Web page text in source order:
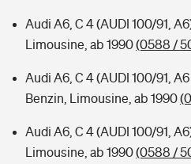
Kinderunfall-Check: Mehr
Typklassen: So ist Ihr Auto
Audi A6, C 4 (AUDI 100/91,
Limousine, ab 1990(0588 /
Audi A6, C 4 (AUDI 100/91,
Benzin, Limousine, ab 1990
Audi A6, C 4 (AUDI 100/91,
Limousine, ab 1990(0588 /